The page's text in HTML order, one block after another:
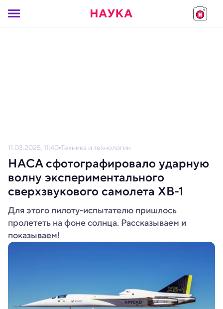
11.03.2025, 11:40 Техника и технологии
НАСА сфотографировало ударную
волну экспериментального
сверхзвукового самолета XB-1
Для этого пилоту-испытателю пришлось
пролететь на фоне солнца. Рассказываем и
показываем!